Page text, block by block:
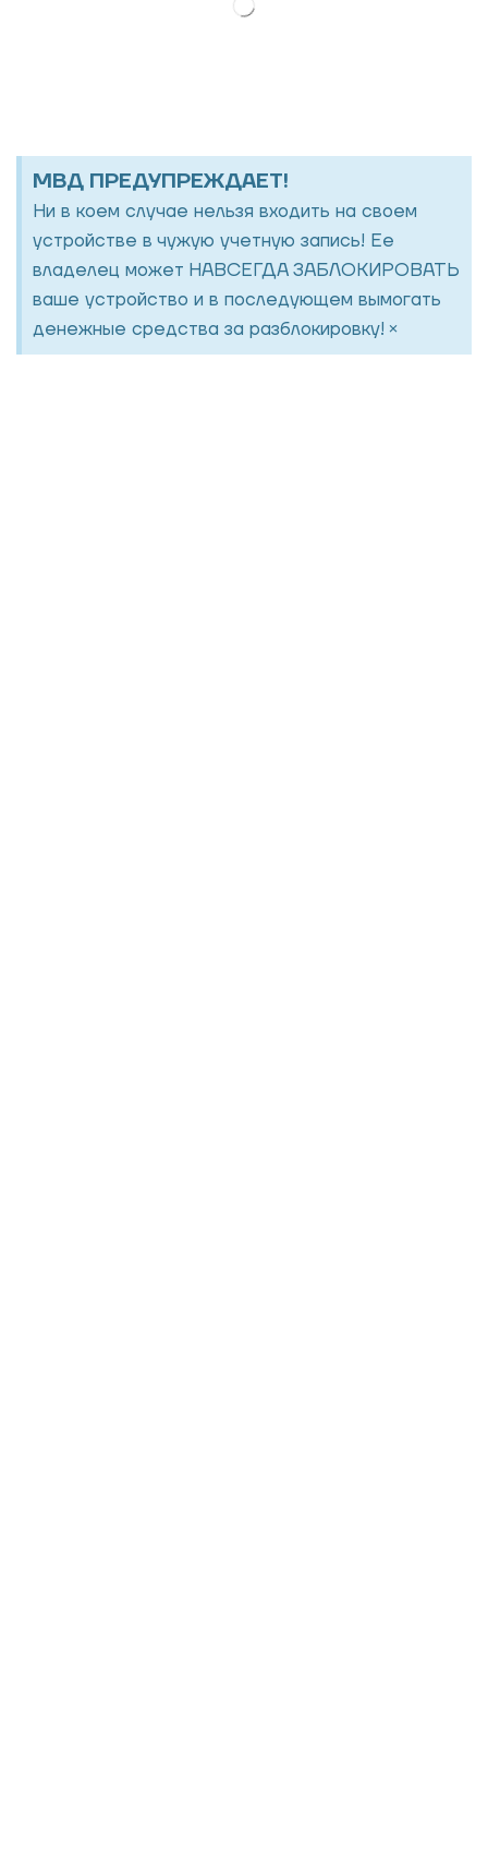
МВД ПРЕДУПРЕЖДАЕТ!
Ни в коем случае нельзя входить на своем
устройстве в чужую учетную запись! Ее
владелец может НАВСЕГДА ЗАБЛОКИРОВАТЬ
ваше устройство и в последующем вымогать
денежные средства за разблокировку! ×